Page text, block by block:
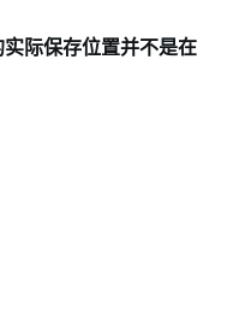
际保存位置并不是在